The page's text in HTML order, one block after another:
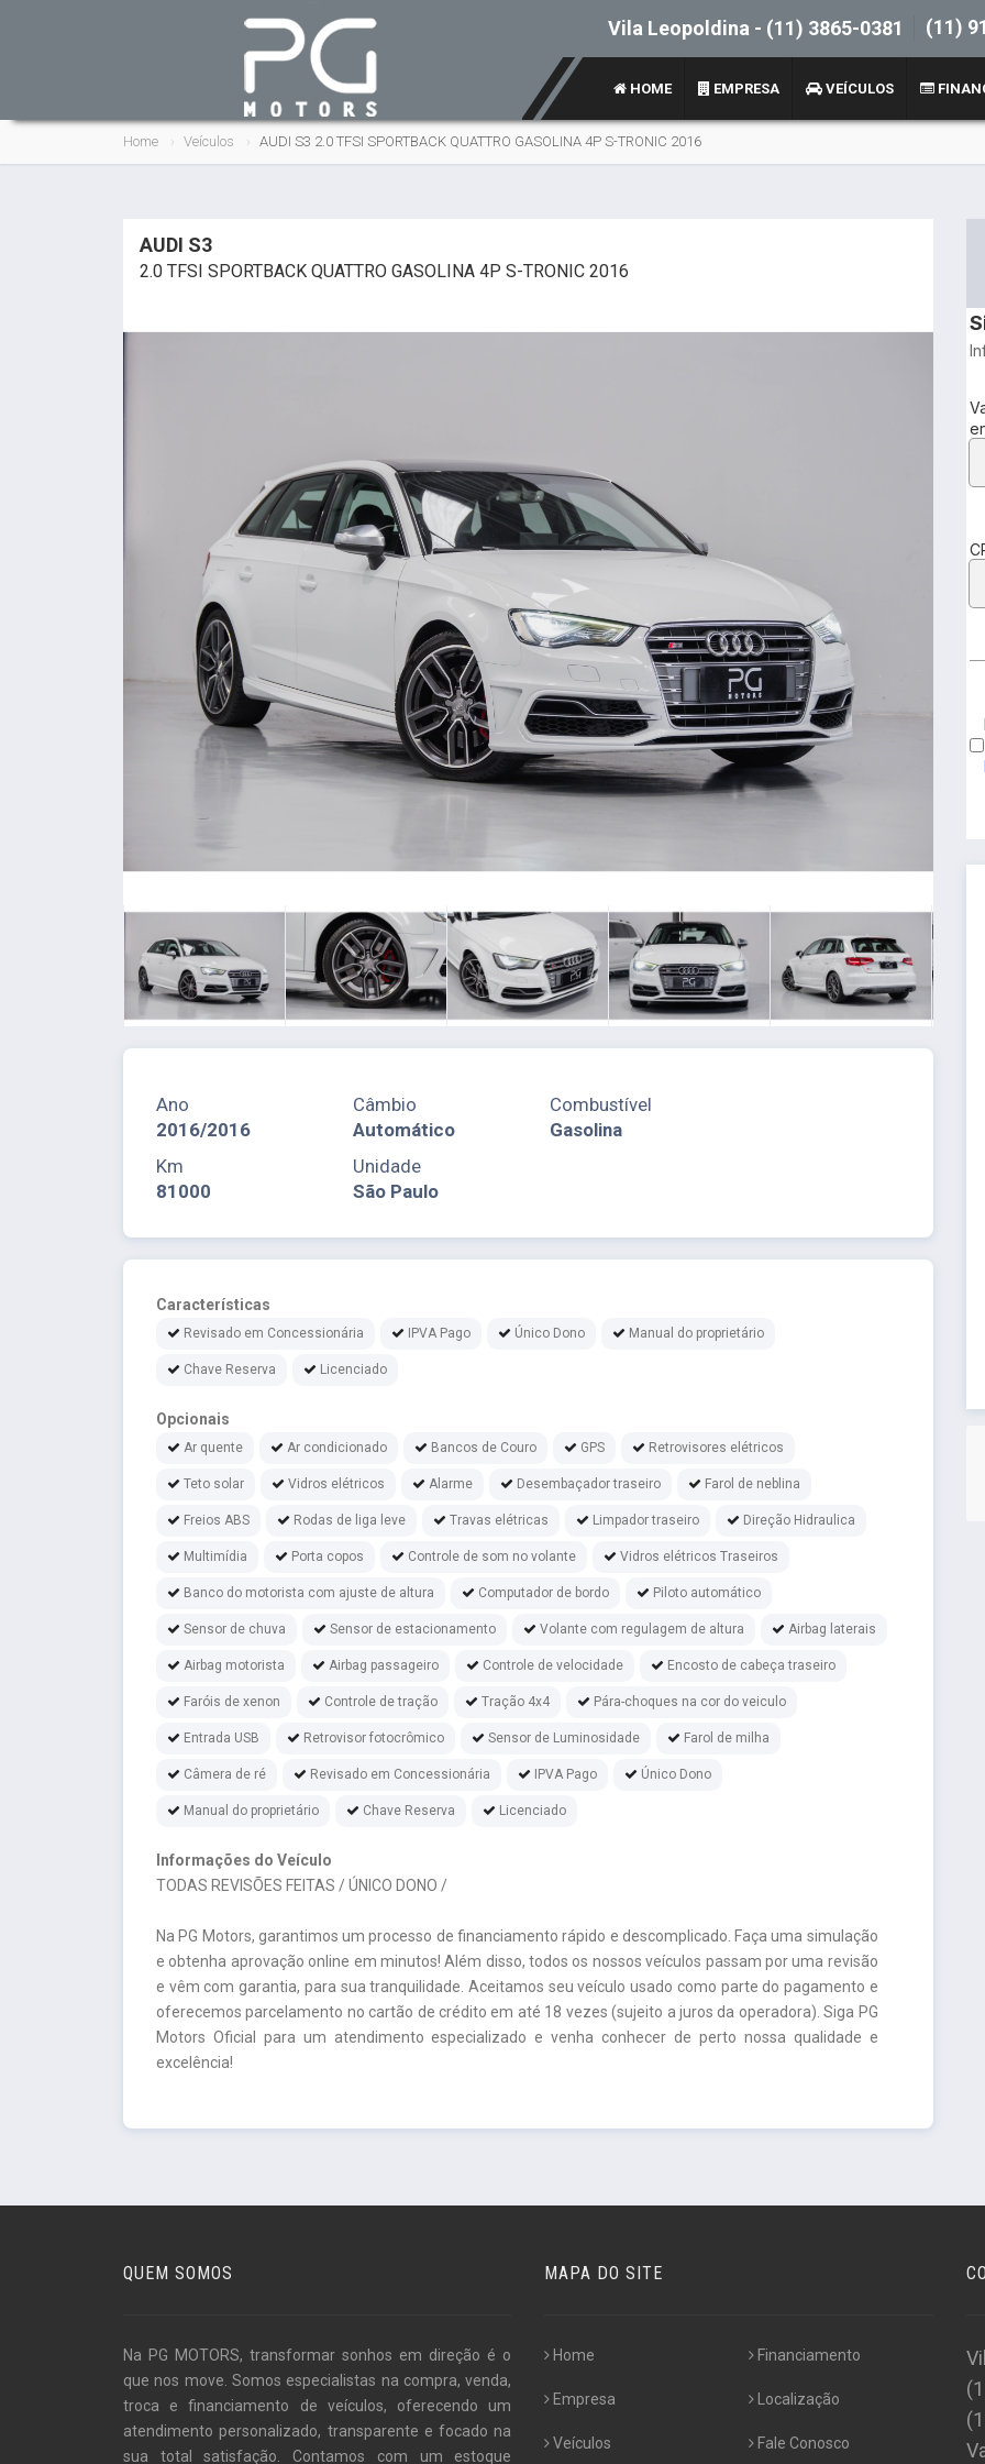
Vila Leopoldina - (11) 3865-0381 (11)
HOME EMPRESA VEÍCULOS
Home Veículos AUDI S3 2.0 TFSI SPORTBACK QUATTRO GASOLINA 4P S-TRONIC 2016
AUDI S3
2.0 TFSI SPORTBACK QUATTRO GASOLINA 4P S-TRONIC 2016
Ano
2016/2016
Câmbio
Automático
Combustível
Gasolina
Km
81000
Unidade
São Paulo
Características
Revisado em Concessionária IPVA Pago Único Dono Manual do proprietário
Chave Reserva Licenciado
Opcionais
Ar quente Ar condicionado Bancos de Couro GPS Retrovisores elétricos
Teto solar Vidros elétricos Alarme Desembaçador traseiro Farol de neblina
Freios ABS Rodas de liga leve Travas elétricas Limpador traseiro Direção Hidraulica
Multimídia Porta copos Controle de som no volante Vidros elétricos Traseiros
Banco do motorista com ajuste de altura Computador de bordo Piloto automático
Sensor de chuva Sensor de estacionamento Volante com regulagem de altura Airbag laterais
Airbag motorista Airbag passageiro Controle de velocidade Encosto de cabeça traseiro
Faróis de xenon Controle de tração Tração 4x4 Pára-choques na cor do veiculo
Entrada USB Retrovisor fotocrômico Sensor de Luminosidade Farol de milha
Câmera de ré Revisado em Concessionária IPVA Pago Único Dono
Manual do proprietário Chave Reserva Licenciado
Informações do Veículo
TODAS REVISÕES FEITAS / ÚNICO DONO /
Na PG Motors, garantimos um processo de financiamento rápido e descomplicado. Faça uma simulação
e obtenha aprovação online em minutos! Além disso, todos os nossos veículos passam por uma revisão
e vêm com garantia, para sua tranquilidade. Aceitamos seu veículo usado como parte do pagamento e
oferecemos parcelamento no cartão de crédito em até 18 vezes (sujeito a juros da operadora). Siga PG
Motors Oficial para um atendimento especializado e venha conhecer de perto nossa qualidade e
excelência!
QUEM SOMOS
Na PG MOTORS, transformar sonhos em direção é o
que nos move. Somos especialistas na compra, venda,
troca e financiamento de veículos, oferecendo um
atendimento personalizado, transparente e focado na
sua total satisfação. Contamos com um estoque
MAPA DO SITE
Home
Empresa
Veículos
Financiamento
Localização
Fale Conosco